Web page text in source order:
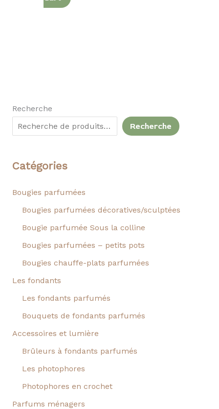
Recherche
Recherche
Catégories
Bougies parfumées
Bougies parfumées décoratives/sculptées
Bougie parfumée Sous la colline
Bougies parfumées – petits pots
Bougies chauffe-plats parfumées
Les fondants
Les fondants parfumés
Bouquets de fondants parfumés
Accessoires et lumière
Brûleurs à fondants parfumés
Les photophores
Photophores en crochet
Parfums ménagers